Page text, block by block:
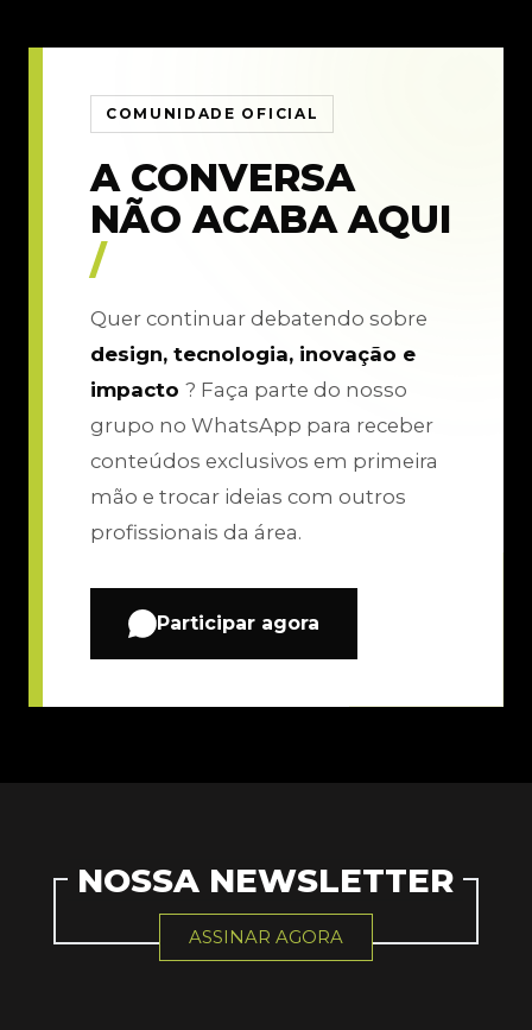
COMUNIDADE OFICIAL
A CONVERSA
NÃO ACABA AQUI
/
Quer continuar debatendo sobre
design, tecnologia, inovação e
impacto ? Faça parte do nosso
grupo no WhatsApp para receber
conteúdos exclusivos em primeira
mão e trocar ideias com outros
profissionais da área.
Participar agora
NOSSA NEWSLETTER
ASSINAR AGORA